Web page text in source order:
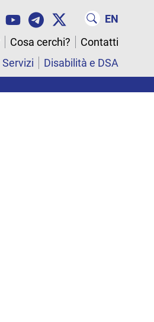
EN
Cosa cerchi?
Contatti
Servizi Disabilità e DSA